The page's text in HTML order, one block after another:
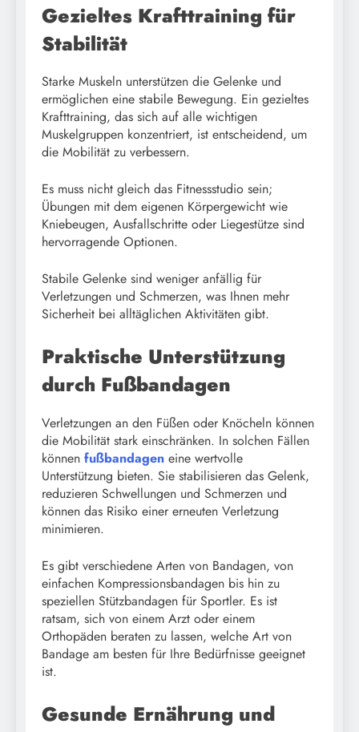
Gezieltes Krafttraining für
Stabilität
Starke Muskeln unterstützen die Gelenke und
ermöglichen eine stabile Bewegung. Ein gezieltes
Krafttraining, das sich auf alle wichtigen
Muskelgruppen konzentriert, ist entscheidend, um
die Mobilität zu verbessern.
Es muss nicht gleich das Fitnessstudio sein;
Übungen mit dem eigenen Körpergewicht wie
Kniebeugen, Ausfallschritte oder Liegestütze sind
hervorragende Optionen.
Stabile Gelenke sind weniger anfällig für
Verletzungen und Schmerzen, was Ihnen mehr
Sicherheit bei alltäglichen Aktivitäten gibt.
Praktische Unterstützung
durch Fußbandagen
Verletzungen an den Füßen oder Knöcheln können
die Mobilität stark einschränken. In solchen Fällen
können fußbandagen eine wertvolle
Unterstützung bieten. Sie stabilisieren das Gelenk,
reduzieren Schwellungen und Schmerzen und
können das Risiko einer erneuten Verletzung
minimieren.
Es gibt verschiedene Arten von Bandagen, von
einfachen Kompressionsbandagen bis hin zu
speziellen Stützbandagen für Sportler. Es ist
ratsam, sich von einem Arzt oder einem
Orthopäden beraten zu lassen, welche Art von
Bandage am besten für Ihre Bedürfnisse geeignet
ist.
Gesunde Ernährung und